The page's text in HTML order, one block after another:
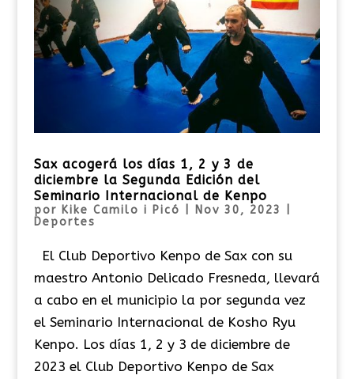
Sax acogerá los días 1, 2 y 3 de
diciembre la Segunda Edición del
Seminario Internacional de Kenpo
por Kike Camilo i Picó Nov 30, 2023
Deportes
El Club Deportivo Kenpo de Sax con su
maestro Antonio Delicado Fresneda, llevará
a cabo en el municipio la por segunda vez
el Seminario Internacional de Kosho Ryu
Kenpo. Los días 1, 2 y 3 de diciembre de
2023 el Club Deportivo Kenpo de Sax